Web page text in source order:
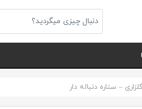
– ستاره دنباله دار